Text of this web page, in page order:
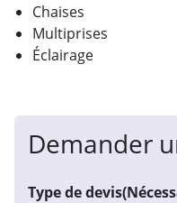
Chaises
Multiprises
Éclairage
Demander
Type de devis